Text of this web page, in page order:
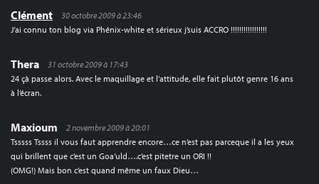
Clément
30 octobre 2009 à 23:46
J’ai connu ton blog via Phénix-white et sérieux j’suis ACCRO !!!!!!!!!!!!!!!!!
Thera
31 octobre 2009 à 17:43
24 çà passe alors. Avec le maquillage et l’attitude, elle fait plutôt genre 16 ans
à l’écran.
Maxioum
2 novembre 2009 à 20:01
Tsssss Tssss il vous faut apprendre encore…ce n’est pas parceque il a les yeux
qui brillent que c’est un Goa’uld….c’est pitetre un ORI !!
(OMG!) Mais bon c’est quand même un faux Dieu…